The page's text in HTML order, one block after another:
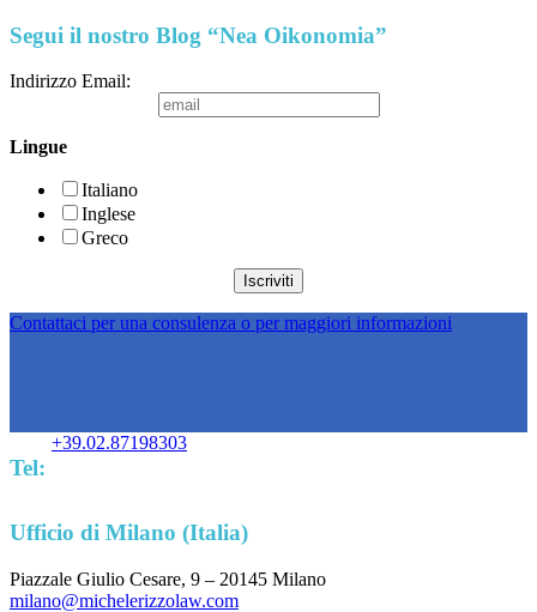
Segui il nostro Blog “Nea Oikonomia”
Indirizzo Email:
Lingue
Italiano
Inglese
Greco
Contattaci per una consulenza o per maggiori informazioni
Tel:
+39.02.87198303
Ufficio di Milano (Italia)
Piazzale Giulio Cesare, 9 – 20145 Milano
milano@michelerizzolaw.com